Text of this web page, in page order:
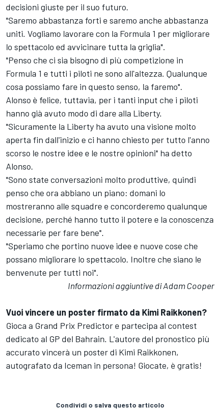
decisioni giuste per il suo futuro.
"Saremo abbastanza forti e saremo anche abbastanza
uniti. Vogliamo lavorare con la Formula 1 per migliorare
lo spettacolo ed avvicinare tutta la griglia".
"Penso che ci sia bisogno di più competizione in
Formula 1 e tutti i piloti ne sono all'altezza. Qualunque
cosa possiamo fare in questo senso, la faremo".
Alonso è felice, tuttavia, per i tanti input che i piloti
hanno già avuto modo di dare alla Liberty.
"Sicuramente la Liberty ha avuto una visione molto
aperta fin dall'inizio e ci hanno chiesto per tutto l'anno
scorso le nostre idee e le nostre opinioni" ha detto
Alonso.
"Sono state conversazioni molto produttive, quindi
penso che ora abbiano un piano: domani lo
mostreranno alle squadre e concorderemo qualunque
decisione, perché hanno tutto il potere e la conoscenza
necessarie per fare bene".
"Speriamo che portino nuove idee e nuove cose che
possano migliorare lo spettacolo. Inoltre che siano le
benvenute per tutti noi".
Informazioni aggiuntive di Adam Cooper
Vuoi vincere un poster firmato da Kimi Raikkonen?
Gioca a Grand Prix Predictor e partecipa al contest
dedicato al GP del Bahrain. L'autore del pronostico più
accurato vincerà un poster di Kimi Raikkonen,
autografato da Iceman in persona! Giocate, è gratis!
Condividi o salva questo articolo